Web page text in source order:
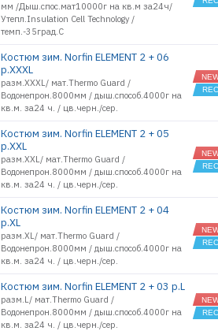
мм /Дыш.спос.мат10000г на кв.м за24ч/
Утепл.Insulation Cell Technology /
темп.-35град.С
Костюм зим. Norfin ELEMENT 2 + 06
р.XXXL
разм.XXXL/ мат.Thermo Guard /
Водонепрон.8000мм / дыш.способ.4000г на
кв.м. за24 ч. / цв.черн./сер.
Костюм зим. Norfin ELEMENT 2 + 05
р.XXL
разм.XXL/ мат.Thermo Guard /
Водонепрон.8000мм / дыш.способ.4000г на
кв.м. за24 ч. / цв.черн./сер.
Костюм зим. Norfin ELEMENT 2 + 04
р.XL
разм.XL/ мат.Thermo Guard /
Водонепрон.8000мм / дыш.способ.4000г на
кв.м. за24 ч. / цв.черн./сер.
Костюм зим. Norfin ELEMENT 2 + 03 р.L
разм.L/ мат.Thermo Guard /
Водонепрон.8000мм / дыш.способ.4000г на
кв.м. за24 ч. / цв.черн./сер.